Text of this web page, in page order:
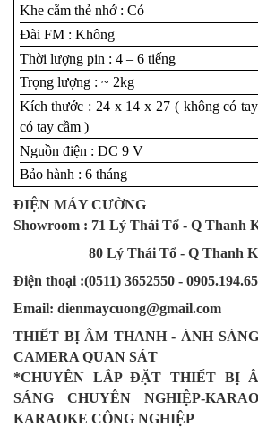
Khe cắm thẻ nhớ : Có
Đài FM : Không
Thời lượng pin : 4 – 6 tiếng
Trọng lượng : ~ 2kg
Kích thước : 24 x 14 x 27 ( không có
có tay cầm )
Nguồn điện : DC 9 V
Bảo hành : 6 tháng
ĐIỆN MÁY CƯỜNG
Showroom : 71 Lý Thái Tổ - Q Thanh
80 Lý Thái Tổ - Q Thanh Khê
Điện thoại :(0511) 3652550 -
Email: dienmaycuong@gmail.com
THIẾT BỊ ÂM THANH - ÁNH
CAMERA QUAN SÁT
*CHUYÊN LẮP ĐẶT THIẾT BỊ
SÁNG CHUYÊN NGHIỆP-
KARAOKE CÔNG NGHIỆP